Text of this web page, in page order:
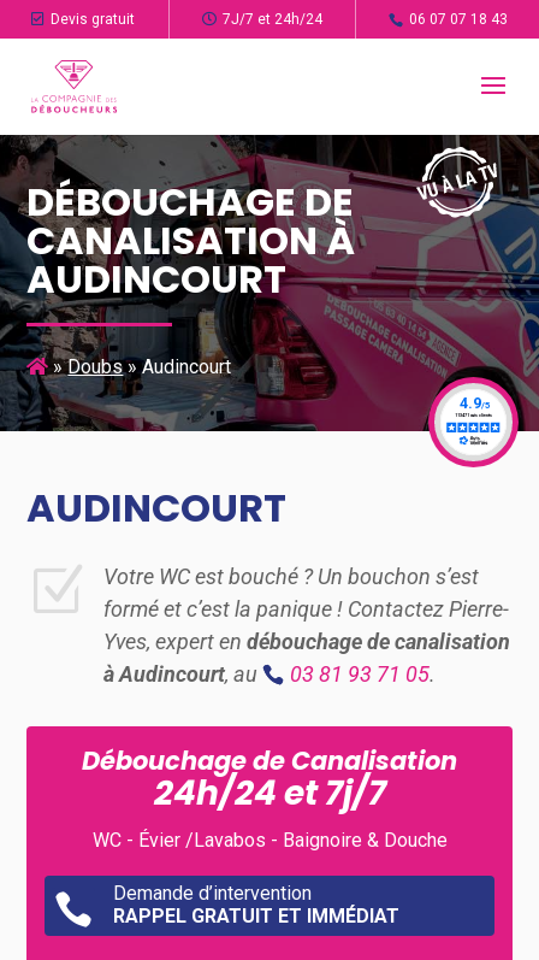
Devis gratuit 7J/7 et 24h/24 06 07 07 18 43
DÉBOUCHAGE DE
CANALISATION À
AUDINCOURT
»Doubs»Audincourt
AUDINCOURT
Z
Votre WC est bouché ? Un bouchon s’est
formé et c’est la panique ! Contactez Pierre-
Yves, expert endébouchage de canalisation
à Audincourt, au 03 81 93 71 05.
Débouchage de Canalisation
24h/24 et 7j/7
WC - Évier /Lavabos - Baignoire & Douche

Demande d’intervention
RAPPEL GRATUIT ET IMMÉDIAT